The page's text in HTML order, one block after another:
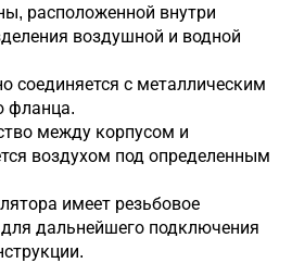
расположенной внутри
воздушной и водной
соединяется с металлическим
фланца.
между корпусом и
воздухом под определенным
имеет резьбовое
дальнейшего подключения